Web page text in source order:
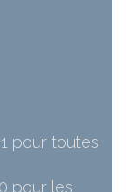
pour toutes
pour les